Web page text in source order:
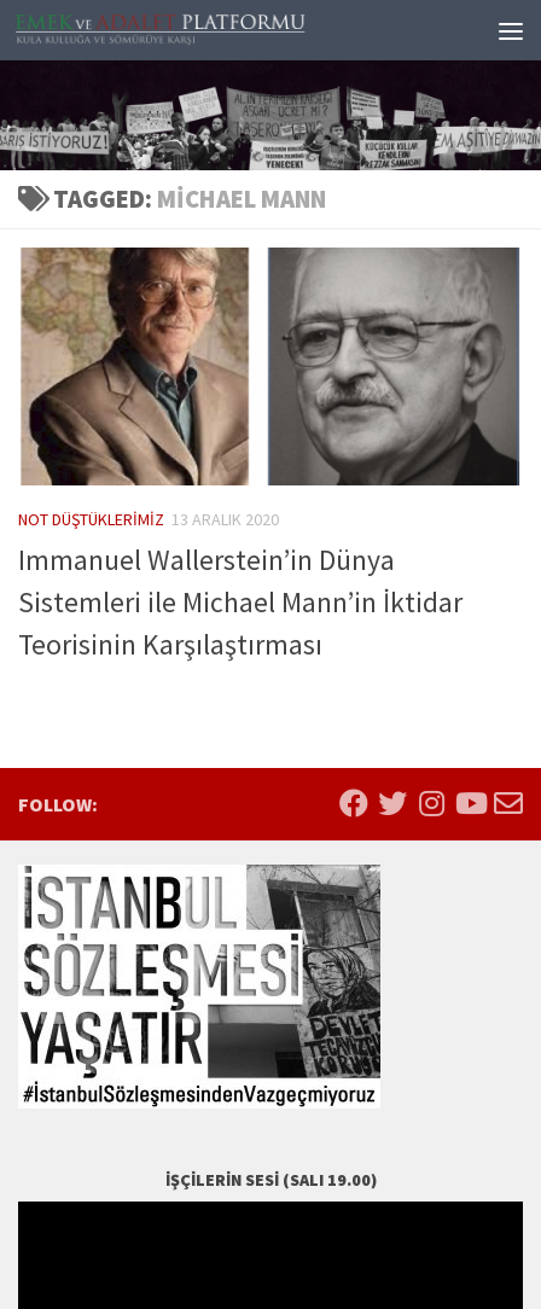
Skip to content
TAGGED: MICHAEL MANN
NOT DÜŞTÜKLERIMIZ 13 ARALIK 2020
Immanuel Wallerstein’in Dünya
Sistemleri ile Michael Mann’in İktidar
Teorisinin Karşılaştırması
FOLLOW:
İŞÇILERIN SESI (SALI 19.00)